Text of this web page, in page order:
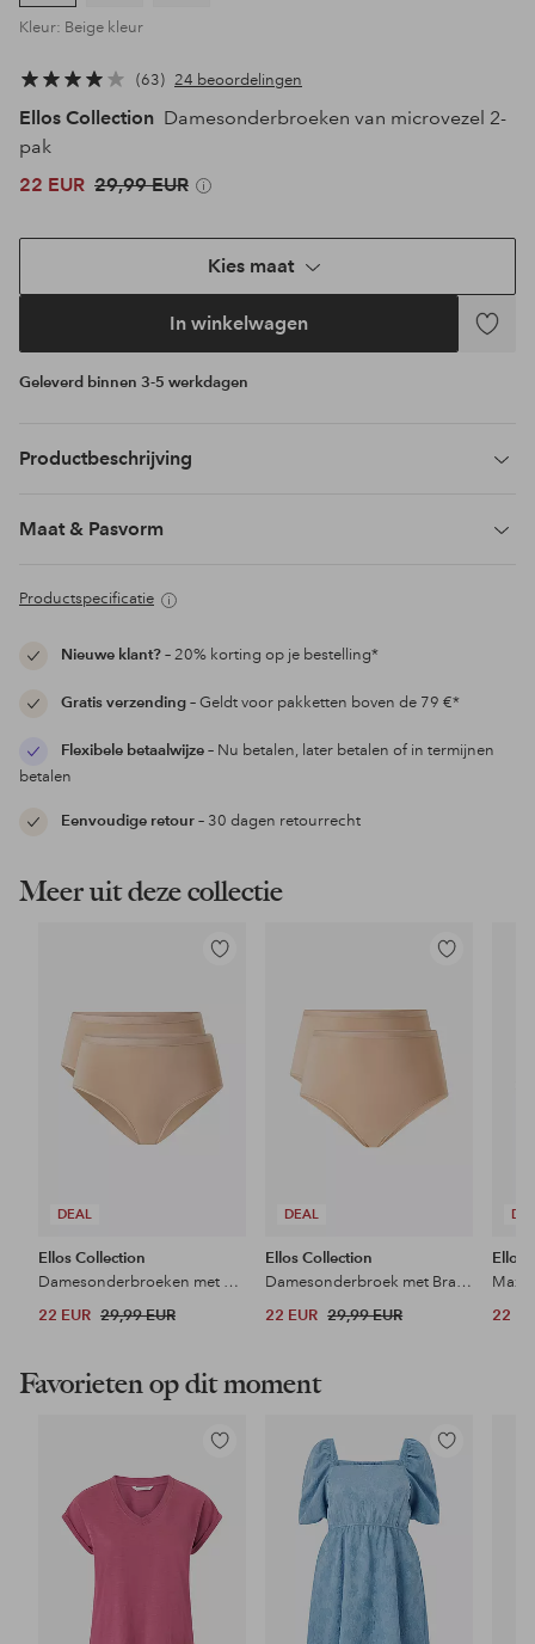
Kleur: Beige kleur
63 24 beoordelingen
Ellos Collection Damesonderbroeken van microvezel 2-
pak
22 EUR 29,99 EUR
Kies maat
In winkelwagen
Geleverd binnen 3-5 werkdagen
Productbeschrijving
Maat & Pasvorm
Productspecificatie
Nieuwe klant?– 20% korting op je bestelling*
Gratis verzending– Geldt voor pakketten boven de 79 €*
Flexibele betaalwijze– Nu betalen, later betalen of in termijnen
betalen
Eenvoudige retour– 30 dagen retourrecht
Meer uit deze collectie
DEAL
Toevoegen
Ellos Collection
Damesonderbroeken met Braziliaanse snit 2-pak
22 EUR 29,99 EUR
DEAL
Toevoegen
Ellos Collection
Damesonderbroek met Braziliaanse snit 2-pak
22 EUR 29,99 EUR
Ellos
Maxi-
22
Favorieten op dit moment
Toevoegen
favorieten
Toevoegen
aan
favorieten